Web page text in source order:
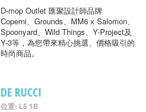
D-mop Outlet 匯聚設計師品牌
Coperni、Grounds、MM6 x Salomon、
Spoonyard、Wild Things、Y-Project及
Y-3等，為您帶來精心挑選、價格吸引的
時尚商品。
DE RUCCI
位置: L5 1B